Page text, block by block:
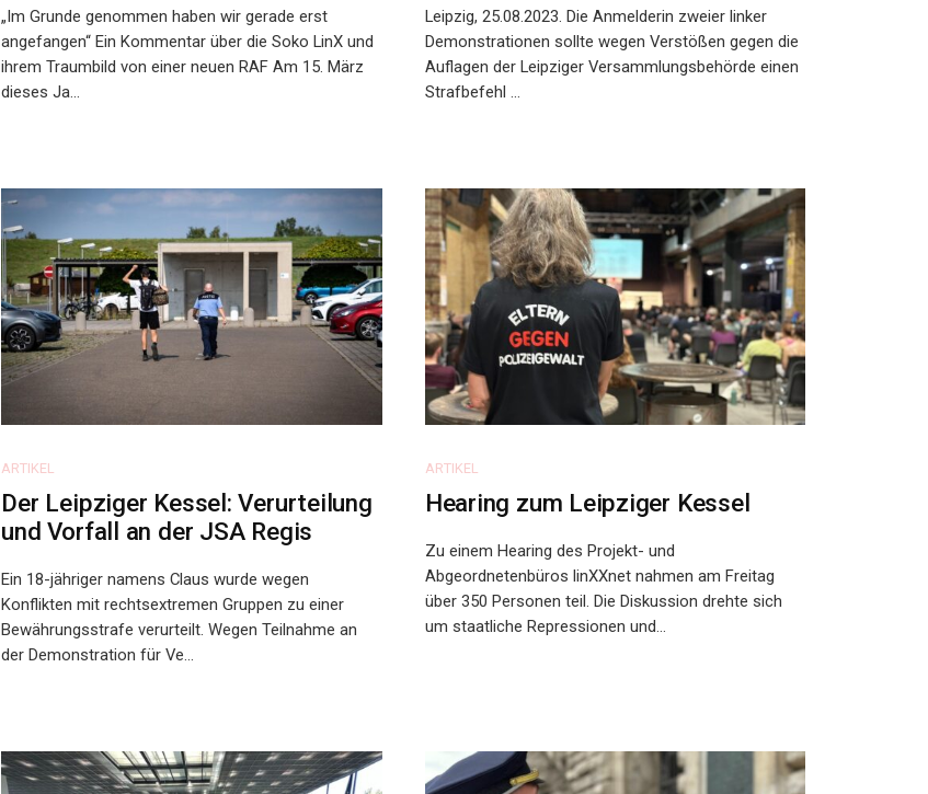
„Im Grunde genommen haben wir gerade erst
angefangen“ Ein Kommentar über die Soko LinX und
ihrem Traumbild von einer neuen RAF Am 15. März
dieses Ja...
Leipzig, 25.08.2023. Die Anmelderin zweier linker
Demonstrationen sollte wegen Verstößen gegen die
Auflagen der Leipziger Versammlungsbehörde einen
Strafbefehl ...
ARTIKEL
Der Leipziger Kessel: Verurteilung
und Vorfall an der JSA Regis
Ein 18-jähriger namens Claus wurde wegen
Konflikten mit rechtsextremen Gruppen zu einer
Bewährungsstrafe verurteilt. Wegen Teilnahme an
der Demonstration für Ve...
ARTIKEL
Hearing zum Leipziger Kessel
Zu einem Hearing des Projekt- und
Abgeordnetenbüros linXXnet nahmen am Freitag
über 350 Personen teil. Die Diskussion drehte sich
um staatliche Repressionen und...